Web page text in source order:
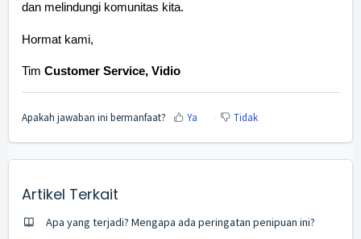
dan melindungi komunitas kita.
Hormat kami,
Tim Customer Service, Vidio
Apakah jawaban ini bermanfaat? Ya Tidak
Artikel Terkait
Apa yang terjadi? Mengapa ada peringatan penipuan ini?